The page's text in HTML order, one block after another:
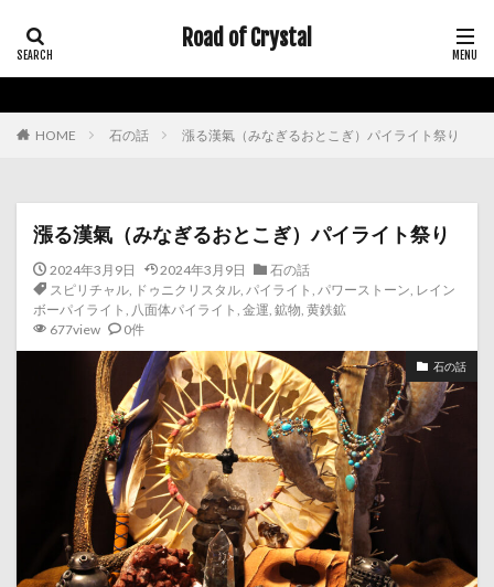
Road of Crystal
HOME 石の話 漲る漢氣（みなぎるおとこぎ）パイライト祭り
漲る漢氣（みなぎるおとこぎ）パイライト祭り
2024年3月9日 2024年3月9日
石の話
スピリチャル, ドゥニクリスタル, パイライト , パワーストーン, レイン
ボーパイライト , 八面体パイライト , 金運, 鉱物, 黄鉄鉱
677view
0件
石の話